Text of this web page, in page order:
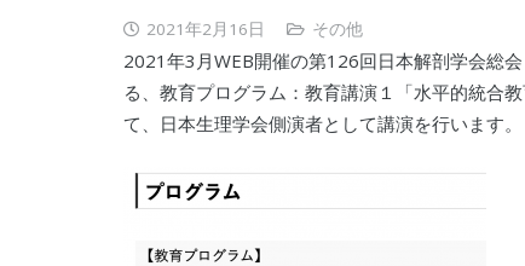
2021年2月16日 その他
2021年3月WEB開催の第126回日本解剖学会総
る、教育プログラム：教育講演１「水平的統合
て、日本生理学会側演者として講演を行います。